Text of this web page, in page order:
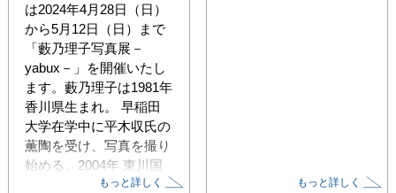
は2024年4月28日（日）
から5月12日（日）まで
「藪乃理子写真展－
yabux－」を開催いたし
ます。藪乃理子は1981年
香川県生まれ。 早稲田
大学在学中に平木収氏の
薫陶を受け、写真を撮り
始める。2004年 東川国
際フォトフェスティバル
もっと詳しく もっと詳しく